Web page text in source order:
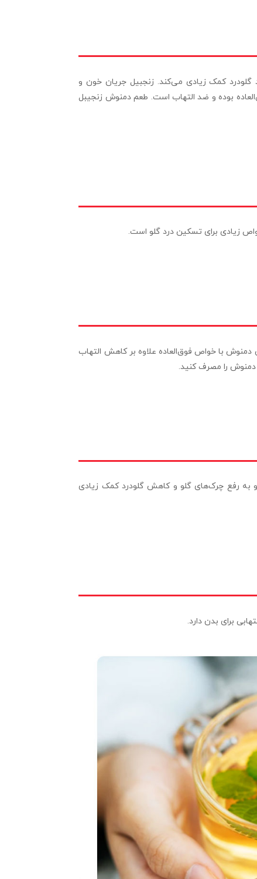
گلودرد کمک زیادی می‌کند. زنجبیل جریان خون و
بوده و ضد التهاب است. طعم دمنوش زنجیبل
زیادی برای تسکین درد گلو است.
با خواص فوق‌العاده علاوه بر کاهش التهاب
دمنوش را مصرف کنید.
به رفع چرک‌های گلو و کاهش گلودرد کمک زیادی
برای بدن دارد.